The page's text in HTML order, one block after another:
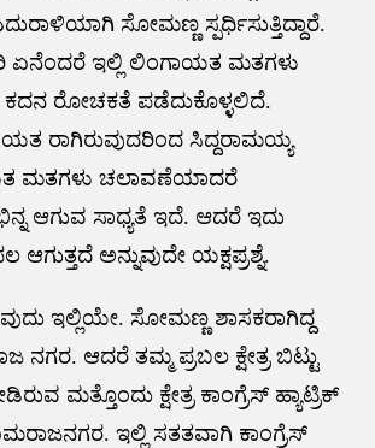
ಸೋಮಣ್ಣ ಸ್ಪರ್ಧಿಸುತ್ತಿದ್ದಾರೆ.
ಏನೆಂದರೆ ಇಲ್ಲಿ ಲಿಂಗಾಯತ ಮತಗಳು
ಕದನ ರೋಚಕತೆ ಪಡೆದುಕೊಳ್ಳಲಿದೆ.
ರಾಗಿರುವುದರಿಂದ ಸಿದ್ದರಾಮಯ್ಯ
ಮತಗಳು ಚಲಾವಣೆಯಾದರೆ
ಆಗುವ ಸಾಧ್ಯತೆ ಇದೆ. ಆದರೆ ಇದು
ಅನ್ನುವುದೇ ಯಕ್ಷಪ್ರಶ್ನೆ.
ಇಲ್ಲಿಯೇ. ಸೋಮಣ್ಣ ಶಾಸಕರಾಗಿದ್ದ
ನಗರ. ಆದರೆ ತಮ್ಮ ಪ್ರಬಲ ಕ್ಷೇತ್ರ ಬಿಟ್ಟು
ಮತ್ತೊಂದು ಕ್ಷೇತ್ರ ಕಾಂಗ್ರೆಸ್ ಹ್ಯಾಟ್ರಿಕ್
ಇಲ್ಲಿ ಸತತವಾಗಿ ಕಾಂಗ್ರೆಸ್